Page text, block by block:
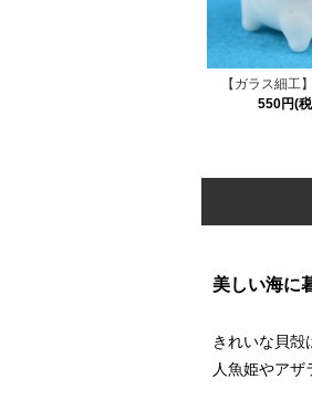
【ガラス細工
550円(
美しい海に
きれいな貝殻
人魚姫やア